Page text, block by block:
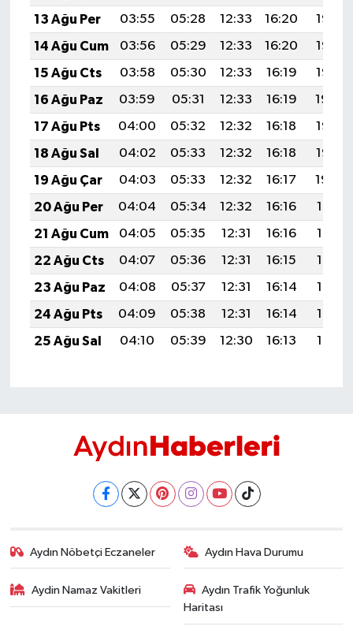
13 Ağu Per
03:55 05:28 12:33 16:20
19:28
14 Ağu Cum
03:56 05:29 12:33 16:20
19:27
15 Ağu Cts
03:58 05:30 12:33 16:19
19:26
16 Ağu Paz
03:59 05:31 12:33 16:19
19:24
17 Ağu Pts
04:00 05:32 12:32 16:18
19:23
18 Ağu Sal
04:02 05:33 12:32 16:18
19:22
19 Ağu Çar
04:03 05:33 12:32 16:17
19:20
20 Ağu Per
04:04 05:34 12:32 16:16
19:19
21 Ağu Cum
04:05 05:35 12:31 16:16
19:18
22 Ağu Cts
04:07 05:36 12:31 16:15
19:16
23 Ağu Paz
04:08 05:37 12:31 16:14
19:15
24 Ağu Pts
04:09 05:38 12:31 16:14
19:13
25 Ağu Sal
04:10 05:39 12:30 16:13 19:12
Aydın Nöbetçi Eczaneler Aydın Hava Durumu
Aydin Namaz Vakitleri
Aydın Trafik Yoğunluk
Haritası